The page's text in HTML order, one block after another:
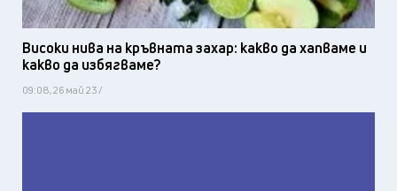
Високи нива на кръвната захар: какво да хапваме и
какво да избягваме?
09:08, 26 май 23 /